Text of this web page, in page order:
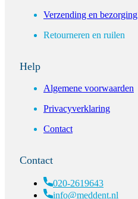
Verzending en bezorging
Retourneren en ruilen
Help
Algemene voorwaarden
Privacyverklaring
Contact
Contact
020-2619643
info@meddent.nl